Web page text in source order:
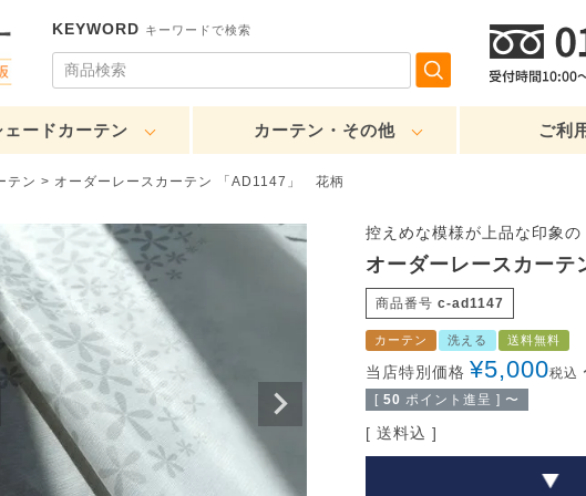
KEYWORD キーワードで検索
ェードカーテン カーテン・その他 ご利
テン オーダーレースカーテン 「AD1147」 花柄
控えめな模様が上品な印象
オーダーレースカー
商品番号 c-ad1147
カーテン 洗える 送料無料
当店特別価格 ¥5,000税込
[ 50 ポイント進呈 ] 〜
送料込